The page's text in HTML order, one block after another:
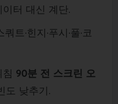
이터 대신 계단.
쿼트·힌지·푸시·풀·코
침 90분 전 스크린 오
도 낮추기.